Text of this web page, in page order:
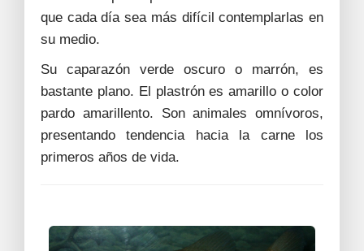
que cada día sea más difícil contemplarlas en
su medio.
Su caparazón verde oscuro o marrón, es
bastante plano. El plastrón es amarillo o color
pardo amarillento. Son animales omnívoros,
presentando tendencia hacia la carne los
primeros años de vida.